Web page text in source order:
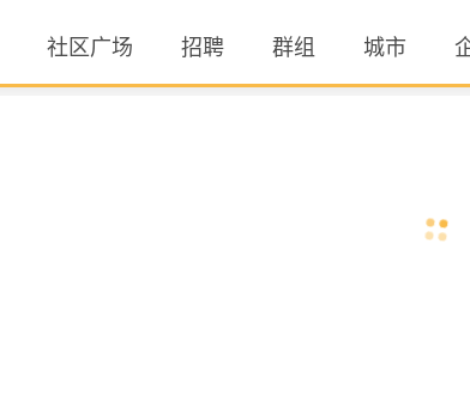
社区广场 招聘 群组 城市